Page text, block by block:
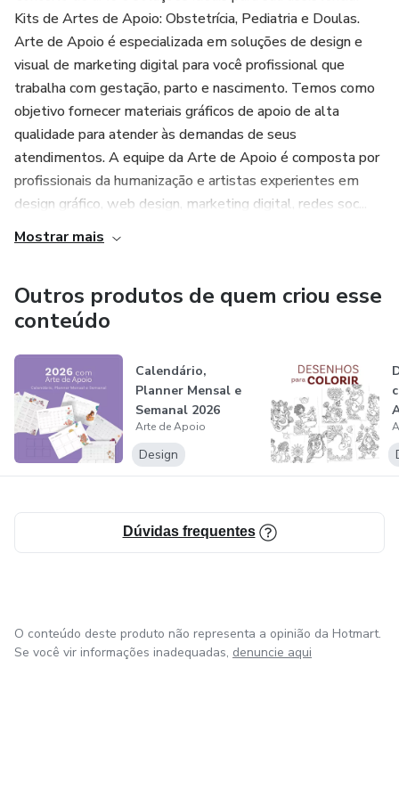
O Kit completo de Artes de Apoio para Pediatria é uma
ferramenta indispensável para profissionais que desejam
oferecer um atendimento diferenciado e completo a
pacientes. Com uma variedade de itens cuidadosamente
selecionados e projetados com dados baseados em
evidências científicas atualizadas, esse kit proporciona
suporte profissional e personalizado em todos os
aspectos da prática. Adquira agora mesmo!
Kits de Artes de Apoio: Obstetrícia, Pediatria e Doulas.
Arte de Apoio é especializada em soluções de design e
visual de marketing digital para você profissional que
trabalha com gestação, parto e nascimento. Temos como
objetivo fornecer materiais gráficos de apoio de alta
qualidade para atender às demandas de seus
atendimentos. A equipe da Arte de Apoio é composta por
profissionais da humanização e artistas experientes em
design gráfico, web design, marketing digital, redes soc...
Mostrar mais
Outros produtos de quem criou esse
conteúdo
Calendário,
Planner Mensal e
Semanal 2026
Arte de Apoio
Design
Dúvidas frequentes
O conteúdo deste produto não representa a opinião da Hotmart.
Se você vir informações inadequadas, denuncie aqui